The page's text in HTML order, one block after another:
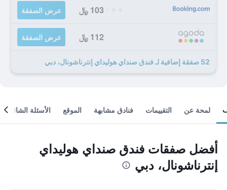
103 ﷼ عرض الصفقة
112 ﷼ عرض الصفقة
52 صفقة إضافية لـ فندق صنداي هوليداي إنترناشونال، دبي
لمحة عن التقييمات فنادق مشابهة الموقع الأسئلة الشائعة
أفضل صفقات فندق صنداي هوليداي
إنترناشونال، دبي